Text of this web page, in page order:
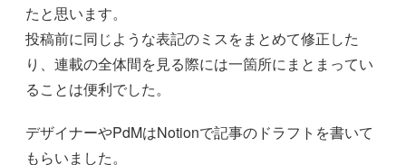
たと思います。
投稿前に同じような表記のミスをまとめて修正した
り、連載の全体間を見る際には一箇所にまとまってい
ることは便利でした。
デザイナーやPdMはNotionで記事のドラフトを書いて
もらいました。